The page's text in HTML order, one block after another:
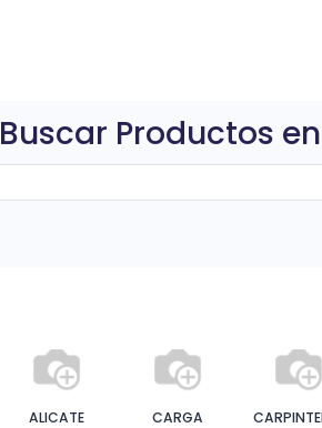
Buscar Productos
ALICATE CARGA